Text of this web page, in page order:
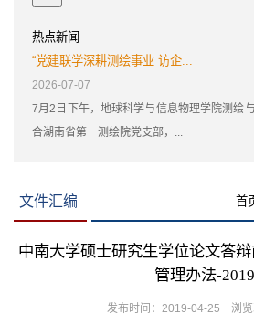
热点新闻
“党建联学深耕测绘事业 访企...
2026-07-07
7月2日下午，地球科学与信息物理学院测绘
合湖南省第一测绘院党支部，...
文件汇编 首
中南大学硕士研究生学位论文答
管理办法-2019
发布时间：2019-04-25 浏览